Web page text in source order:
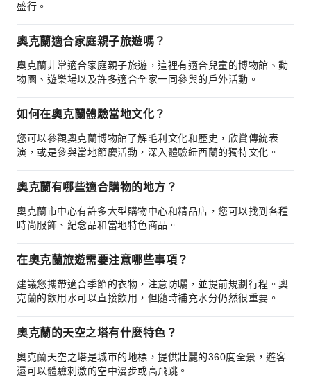
盛行。
奧克蘭適合家庭親子旅遊嗎？
奧克蘭非常適合家庭親子旅遊，這裡有適合兒童的博物館、動
物園、遊樂場以及許多適合全家一同參與的戶外活動。
如何在奧克蘭體驗當地文化？
您可以參觀奧克蘭博物館了解毛利文化和歷史，欣賞傳統表
演，或是參與當地節慶活動，深入體驗紐西蘭的獨特文化。
奧克蘭有哪些適合購物的地方？
奧克蘭市中心有許多大型購物中心和精品店，您可以找到各種
時尚服飾、紀念品和當地特色商品。
在奧克蘭旅遊需要注意哪些事項？
建議您攜帶適合季節的衣物，注意防曬，並提前規劃行程。奧
克蘭的飲用水可以直接飲用，但隨時補充水分仍然很重要。
奧克蘭的天空之塔有什麼特色？
奧克蘭天空之塔是城市的地標，提供壯麗的360度全景，遊客
還可以體驗刺激的空中漫步或高飛跳。